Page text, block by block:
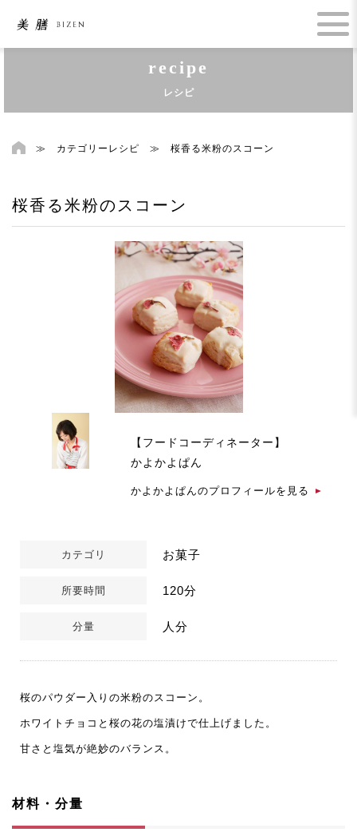
recipe
レシピ
≫ カテゴリーレシピ ≫ 桜香る米粉のスコーン
桜香る米粉のスコーン
【フードコーディネーター】
かよかよぱん
かよかよぱんのプロフィールを見る
カテゴリ お菓子
所要時間 120分
分量 人分
桜のパウダー入りの米粉のスコーン。
ホワイトチョコと桜の花の塩漬けで仕上げました。
甘さと塩気が絶妙のバランス。
材料・分量